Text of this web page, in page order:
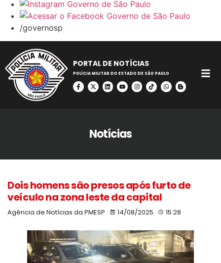
/governosp
PORTAL DE NOTÍCIAS
POLÍCIA MILITAR DO ESTADO DE SÃO PAULO
Notícias
Dois homens são presos após furto de
veículo na zona leste da capital
Agência de Notícias da PMESP 14/08/2025 15:28